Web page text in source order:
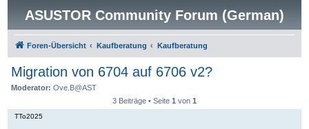
ASUSTOR Community Forum (German)
Foren-Übersicht Kaufberatung Kaufberatung
Migration von 6704 auf 6706 v2?
Moderator: Ove.B@AST
3 Beiträge • Seite 1 von 1
TTo2025